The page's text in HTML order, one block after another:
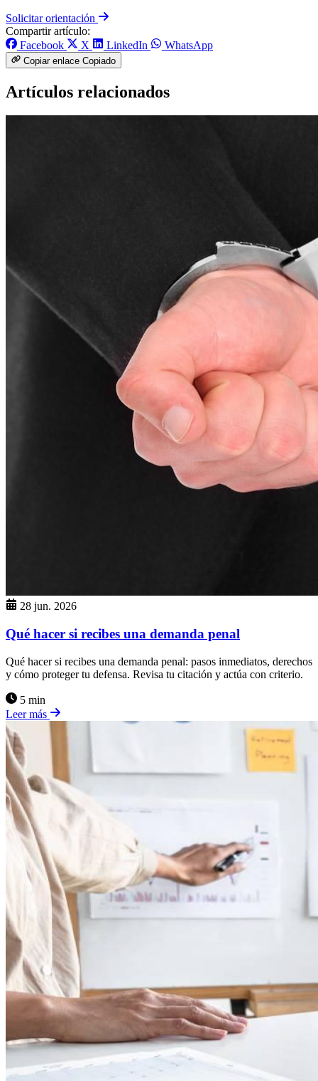
Solicitar orientación
Compartir artículo:
Facebook
X LinkedIn WhatsApp
Copiar enlace Copiado
Artículos relacionados
28 jun. 2026
Qué hacer si recibes una demanda penal
Qué hacer si recibes una demanda penal: pasos inmediatos, derechos
y cómo proteger tu defensa. Revisa tu citación y actúa con criterio.
5 min
Leer más